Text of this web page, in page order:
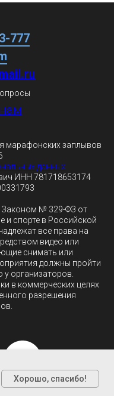
777
марафонских заплывов
данных
ИНН 781718653174
Законом № 329-ФЗ от
и спорте в Российской
все права на
видео или
снимать или
должны пройти
организаторов.
в коммерческих целях
разрешения
Хорошо, спасибо!